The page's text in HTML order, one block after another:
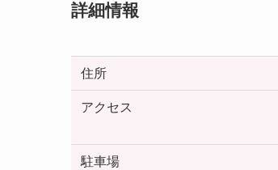
詳細情報
住所
アクセス
駐車場